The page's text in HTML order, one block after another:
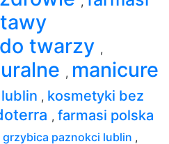
twarzy ,
, manicure
, kosmetyki bez
, farmasi polska
grzybica paznokci lublin ,